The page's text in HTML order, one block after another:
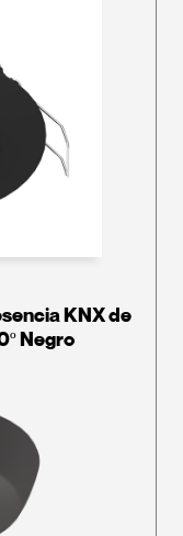
KNX de
Negro